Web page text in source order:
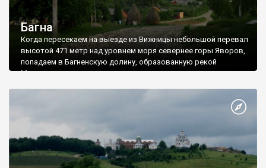
Багна
Когда пересекаем на выезде из Вижницы небольшой перевал
высотой 471 метр над уровнем моря севернее горы Яворов,
попадаем в Багненскую долину, образованную рекой
Михидра.
повернем направо, и проедем по грунтовой дороге к центру
Параскевы, построенную в 1867 году в Вижнице и
перенесенную сюда в 1930 году.